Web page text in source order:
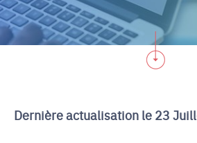
Dernière actualisation le 23